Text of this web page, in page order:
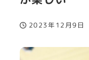
投稿日
2023年12月9日